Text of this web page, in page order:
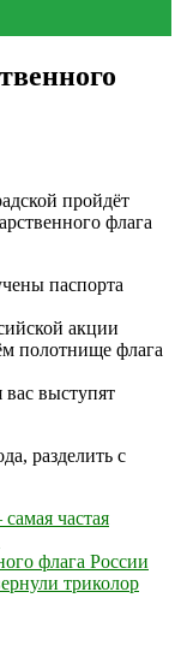
пройдёт
флага
паспорта
акции
полотнище флага
выступят
разделить с
частая
флага России
триколор